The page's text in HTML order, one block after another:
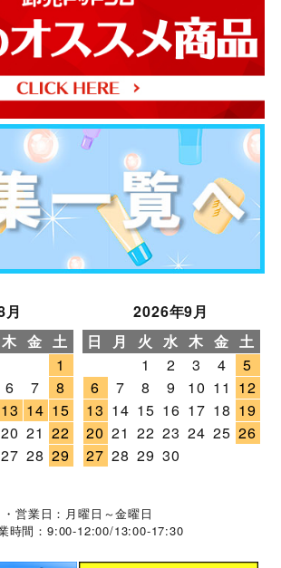
木 金 土
1
6 7
8
13 14 15
20 21 22
27 28 29
2026年9月
日
月 火 水 木 金 土
1
2 3 4
5
6
7 8 9 10 11 12
13 14 15 16 17 18 19
20 21 22 23 24 25 26
27 28 29 30
・営業日：月曜日～金曜日
時間：9:00-12:00/13:00-17:30